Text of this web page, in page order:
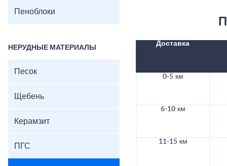
Пеноблоки
НЕРУДНЫЕ МАТЕРИАЛЫ
Песок
Щебень
Керамзит
ПГС
Доставка
0-5 км
6-10 км
11-15 км